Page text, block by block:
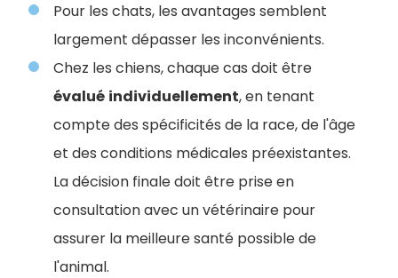
Pour les chats, les avantages semblent
largement dépasser les inconvénients.
Chez les chiens, chaque cas doit être
évalué individuellement, en tenant
compte des spécificités de la race, de l'âge
et des conditions médicales préexistantes.
La décision finale doit être prise en
consultation avec un vétérinaire pour
assurer la meilleure santé possible de
l'animal.